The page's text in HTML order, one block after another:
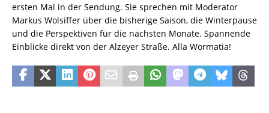
ersten Mal in der Sendung. Sie sprechen mit Moderator
Markus Wolsiffer über die bisherige Saison, die Winterpause
und die Perspektiven für die nächsten Monate. Spannende
Einblicke direkt von der Alzeyer Straße. Alla Wormatia!